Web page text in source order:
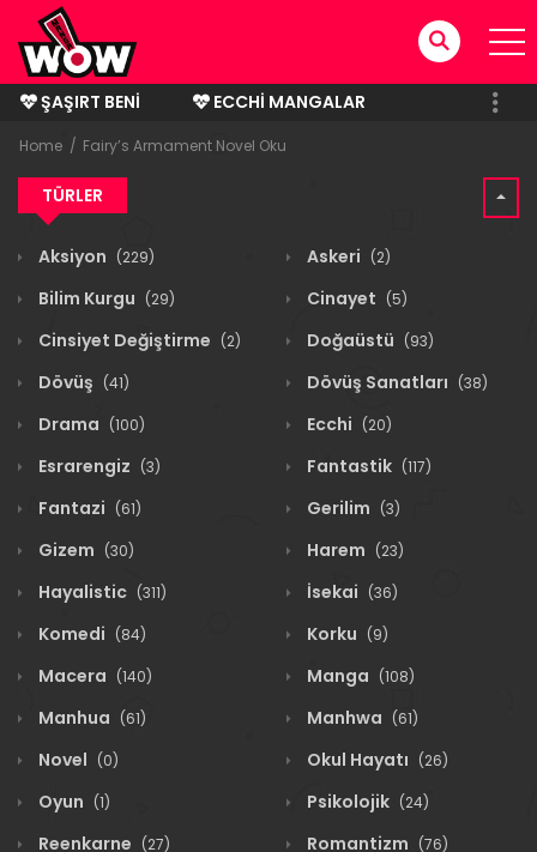
ŞAŞIRT BENI
ECCHI MANGALAR
BITMIŞ MANGALAR
Home Fairy’s Armament Novel Oku
TÜRLER
Aksiyon (229) Askeri (2)
Bilim Kurgu (29) Cinayet (5)
Cinsiyet Değiştirme (2) Doğaüstü (93)
Dövüş (41) Dövüş Sanatları (38)
Drama (100) Ecchi (20)
Esrarengiz (3) Fantastik (117)
Fantazi (61) Gerilim (3)
Gizem (30) Harem (23)
Hayalistic (311) İsekai (36)
Komedi (84) Korku (9)
Macera (140) Manga (108)
Manhua (61) Manhwa (61)
Novel (0) Okul Hayatı (26)
Oyun (1) Psikolojik (24)
Reenkarne (27) Romantizm (76)